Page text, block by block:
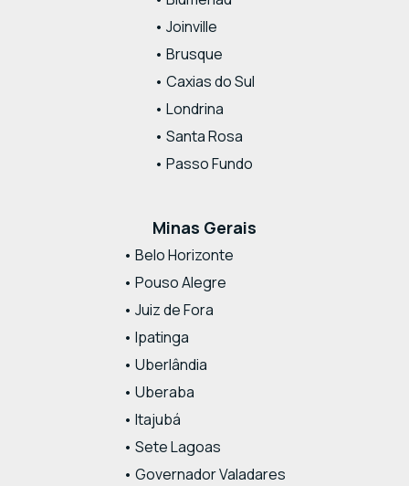
• Joinville
• Brusque
• Caxias do Sul
• Londrina
• Santa Rosa
• Passo Fundo
Minas Gerais
• Belo Horizonte
• Pouso Alegre
• Juiz de Fora
• Ipatinga
• Uberlândia
• Uberaba
• Itajubá
• Sete Lagoas
• Governador Valadares